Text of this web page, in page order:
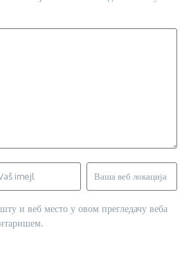
и веб место у овом прегледачу веба